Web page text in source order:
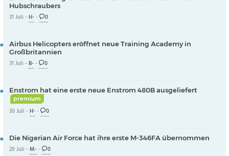
Hubschraubers
31 Juli -H-- 0
Airbus Helicopters eröffnet neue Training Academy in
Großbritannien
31 Juli -B-- 0
Enstrom hat eine erste neue Enstrom 480B ausgeliefert
premium
30 Juli -H-- 0
Die Nigerian Air Force hat ihre erste M-346FA übernommen
29 Juli -M-- 0